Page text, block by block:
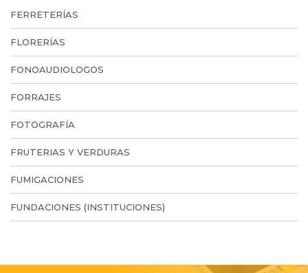
FERRETERÍAS
FLORERÍAS
FONOAUDIOLOGOS
FORRAJES
FOTOGRAFÍA
FRUTERIAS Y VERDURAS
FUMIGACIONES
FUNDACIONES (INSTITUCIONES)